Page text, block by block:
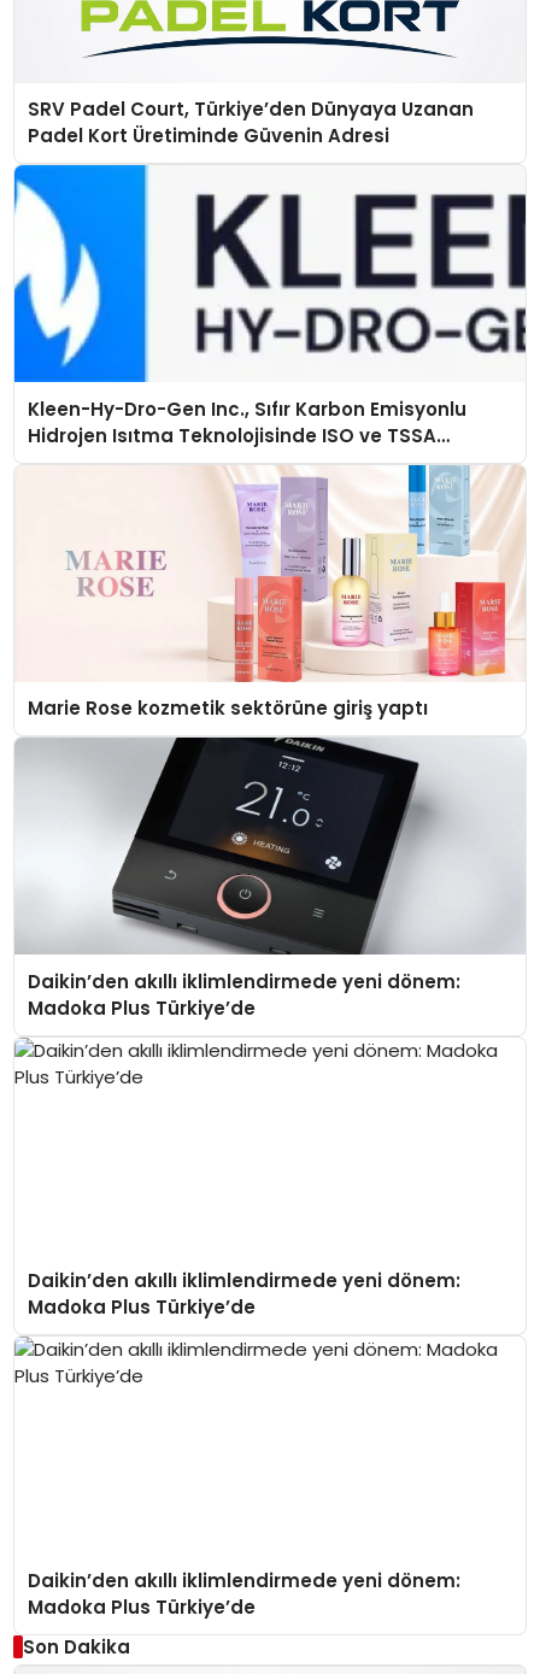
SRV Padel Court, Türkiye’den Dünyaya Uzanan
Padel Kort Üretiminde Güvenin Adresi
Kleen-Hy-Dro-Gen Inc., Sıfır Karbon Emisyonlu
Hidrojen Isıtma Teknolojisinde ISO ve TSSA
Düzenleyici Onaylarını Aldı
Marie Rose kozmetik sektörüne giriş yaptı
Daikin’den akıllı iklimlendirmede yeni dönem:
Madoka Plus Türkiye’de
Daikin’den akıllı iklimlendirmede yeni dönem:
Madoka Plus Türkiye’de
Daikin’den akıllı iklimlendirmede yeni dönem:
Madoka Plus Türkiye’de
Son Dakika